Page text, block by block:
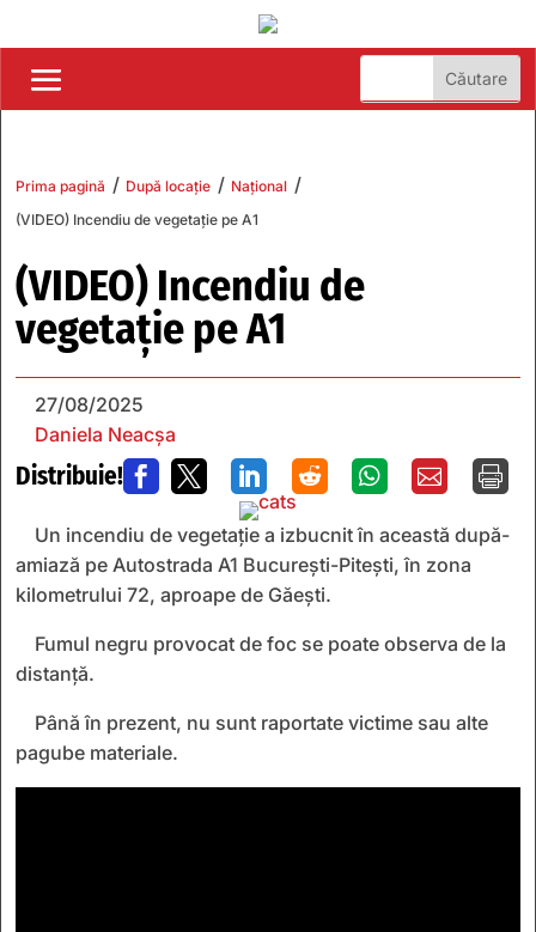
Prima pagină / După locație / Național /
(VIDEO) Incendiu de vegetație pe A1
(VIDEO) Incendiu de
vegetație pe A1
27/08/2025
Daniela Neacșa
Distribuie!       
Un incendiu de vegetație a izbucnit în această după-
amiază pe Autostrada A1 București-Pitești, în zona
kilometrului 72, aproape de Găești.
Fumul negru provocat de foc se poate observa de la
distanță.
Până în prezent, nu sunt raportate victime sau alte
pagube materiale.